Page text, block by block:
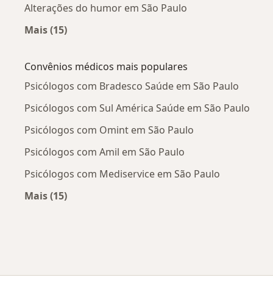
Alterações do humor em São Paulo
Mais (15)
Convênios médicos mais populares
Psicólogos com Bradesco Saúde em São Paulo
Psicólogos com Sul América Saúde em São Paulo
Psicólogos com Omint em São Paulo
Psicólogos com Amil em São Paulo
Psicólogos com Mediservice em São Paulo
Mais (15)